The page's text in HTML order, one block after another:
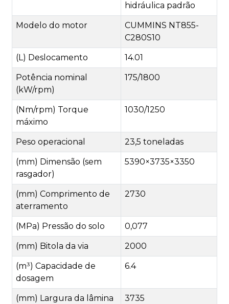
hidráulica padrão
Modelo do motor
CUMMINS NT855-
C280S10
(L) Deslocamento 14.01
Potência nominal
(kW/rpm)
175/1800
(Nm/rpm) Torque
máximo
1030/1250
Peso operacional 23,5 toneladas
(mm) Dimensão (sem
rasgador)
5390×3735×3350
(mm) Comprimento de
aterramento
2730
(MPa) Pressão do solo 0,077
(mm) Bitola da via 2000
(m³) Capacidade de
dosagem
6.4
(mm) Largura da lâmina 3735